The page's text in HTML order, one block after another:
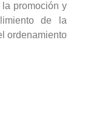
promoción y
de la
ordenamiento